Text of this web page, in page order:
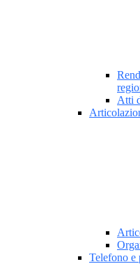
Atti
Telefono e